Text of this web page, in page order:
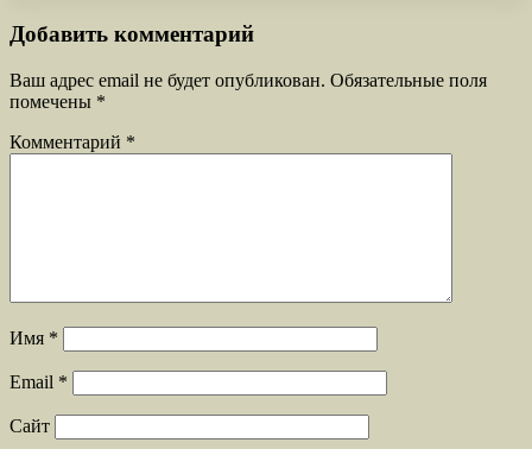
Добавить комментарий
Ваш адрес email не будет опубликован. Обязательные поля
помечены *
Комментарий *
Имя *
Email *
Сайт